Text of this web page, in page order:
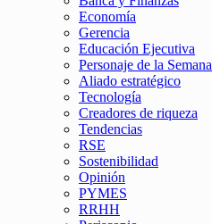
Economía
Gerencia
Educación Ejecutiva
Personaje de la Semana
Aliado estratégico
Tecnología
Creadores de riqueza
Tendencias
RSE
Sostenibilidad
Opinión
PYMES
RRHH